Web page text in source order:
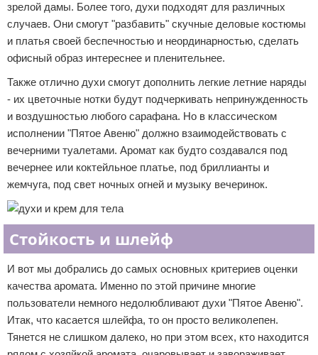
зрелой дамы. Более того, духи подходят для различных
случаев. Они смогут "разбавить" скучные деловые костюмы
и платья своей беспечностью и неординарностью, сделать
офисный образ интереснее и пленительнее.
Также отлично духи смогут дополнить легкие летние наряды
- их цветочные нотки будут подчеркивать непринужденность
и воздушностью любого сарафана. Но в классическом
исполнении "Пятое Авеню" должно взаимодействовать с
вечерними туалетами. Аромат как будто создавался под
вечернее или коктейльное платье, под бриллианты и
жемчуга, под свет ночных огней и музыку вечеринок.
Стойкость и шлейф
И вот мы добрались до самых основных критериев оценки
качества аромата. Именно по этой причине многие
пользователи немного недолюбливают духи "Пятое Авеню".
Итак, что касается шлейфа, то он просто великолепен.
Тянется не слишком далеко, но при этом всех, кто находится